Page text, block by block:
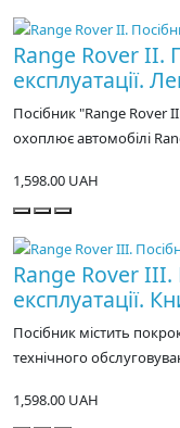
Range Rover II.
експлуатації.
Посібник "Range Rover
охоплює автомобілі
1,598.00 UAH
Range Rover III.
експлуатації.
Посібник містить
технічного
1,598.00 UAH